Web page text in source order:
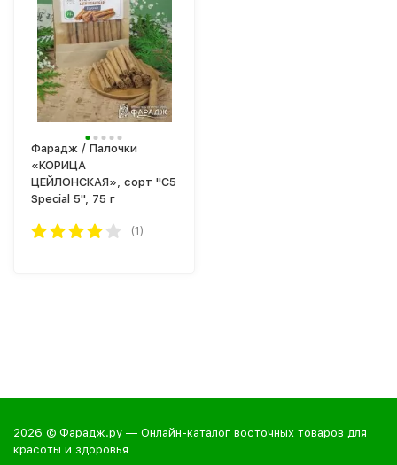
Фарадж / Палочки
«КОРИЦА
ЦЕЙЛОНСКАЯ», сорт "С5
Special 5", 75 г
(1)
2026 © Фарадж.ру — Онлайн-каталог восточных товаров для
красоты и здоровья